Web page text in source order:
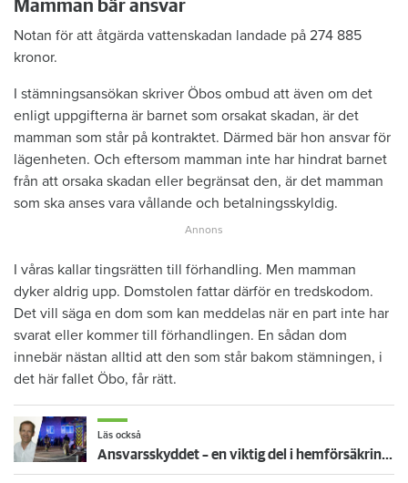
Mamman bär ansvar
Notan för att åtgärda vattenskadan landade på 274 885
kronor.
I stämningsansökan skriver Öbos ombud att även om det
enligt uppgifterna är barnet som orsakat skadan, är det
mamman som står på kontraktet. Därmed bär hon ansvar för
lägenheten. Och eftersom mamman inte har hindrat barnet
från att orsaka skadan eller begränsat den, är det mamman
som ska anses vara vållande och betalningsskyldig.
I våras kallar tingsrätten till förhandling. Men mamman
dyker aldrig upp. Domstolen fattar därför en tredskodom.
Det vill säga en dom som kan meddelas när en part inte har
svarat eller kommer till förhandlingen. En sådan dom
innebär nästan alltid att den som står bakom stämningen, i
det här fallet Öbo, får rätt.
Läs också
Ansvarsskyddet – en viktig del i hemförsäkringen